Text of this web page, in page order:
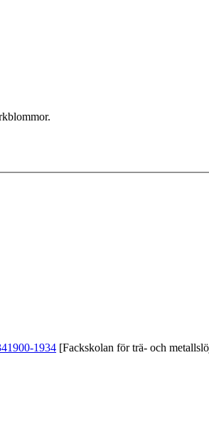
1900-1934 [Fackskolan för trä- och